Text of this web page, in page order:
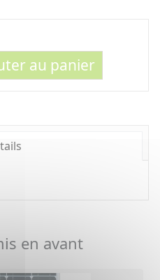
au panier
en avant